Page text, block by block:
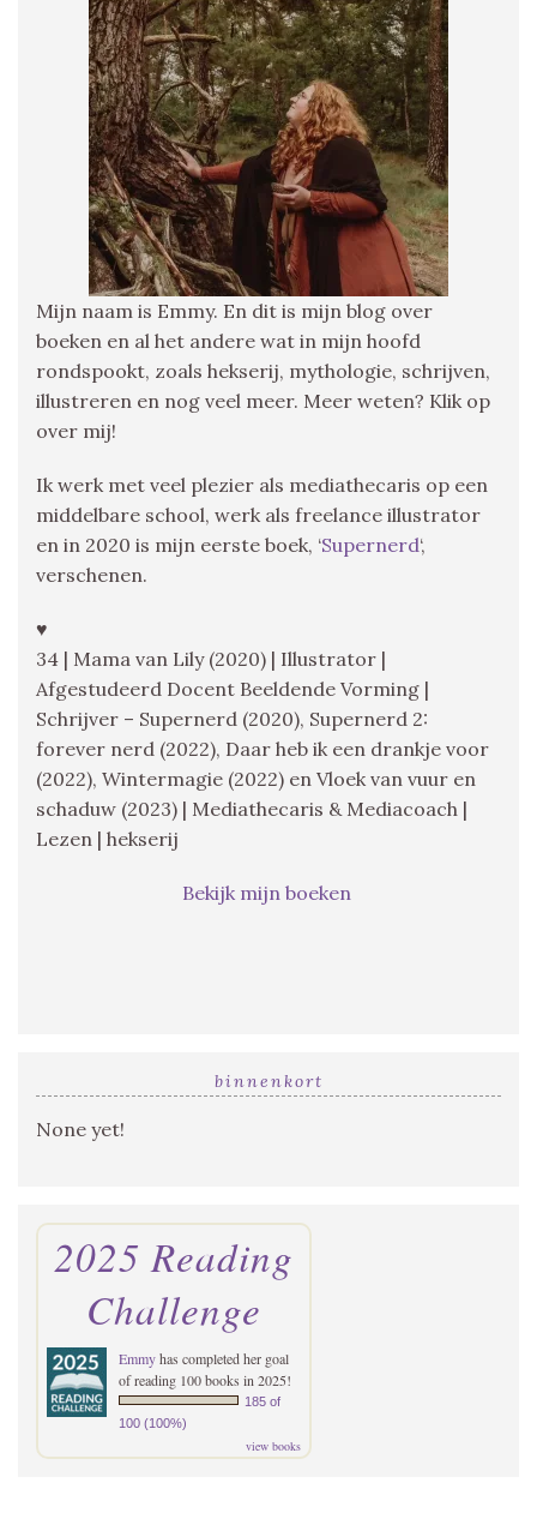
Mijn naam is Emmy. En dit is mijn blog over
boeken en al het andere wat in mijn hoofd
rondspookt, zoals hekserij, mythologie, schrijven,
illustreren en nog veel meer. Meer weten? Klik op
over mij!
Ik werk met veel plezier als mediathecaris op een
middelbare school, werk als freelance illustrator
en in 2020 is mijn eerste boek, ‘Supernerd‘,
verschenen.
♥
34 | Mama van Lily (2020) | Illustrator |
Afgestudeerd Docent Beeldende Vorming |
Schrijver – Supernerd (2020), Supernerd 2:
forever nerd (2022), Daar heb ik een drankje voor
(2022), Wintermagie (2022) en Vloek van vuur en
schaduw (2023) | Mediathecaris & Mediacoach |
Lezen | hekserij
Bekijk mijn boeken
binnenkort
None yet!
2025 Reading
Challenge
Emmyhas completed her goal
of reading 100 books in 2025!
185 of
100 (100%)
view books